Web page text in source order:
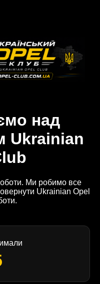
над
Ukrainian
Ми робимо все
Ukrainian Opel